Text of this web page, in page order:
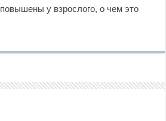
у взрослого, о чем это